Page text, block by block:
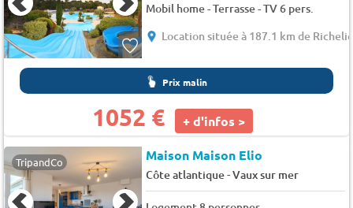
Mobil home - Terrasse - TV 6 pers.
Location située à 187.1 km de
Prix malin
1052 € + d'infos >
TripandCo Maison Maison Elio
Côte atlantique-Vaux sur mer